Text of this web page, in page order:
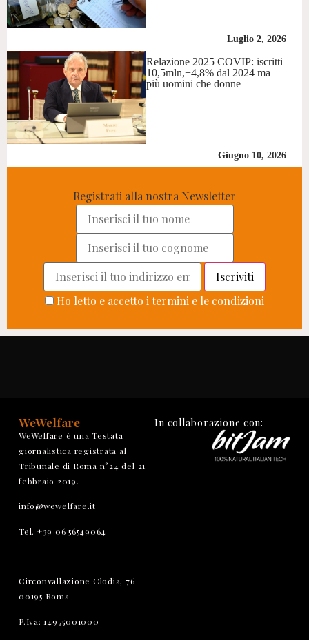
Luglio 2, 2026
Relazione 2025 COVIP: iscritti
10,5mln,+4,8% dal 2024 ma
più uomini che donne
Giugno 10, 2026
Registrati alla nostra Newsletter
Ho letto e accetto i termini e le condizioni
WeWelfare
WeWelfare è una Testata
giornalistica registrata al
Tribunale di Roma n°24 del 21
febbraio 2019.
info@wewelfare.it
Tel. +39 06 56549064
Circonvallazione Clodia, 76
00195 Roma
P.Iva: 14975001000
In collaborazione con: